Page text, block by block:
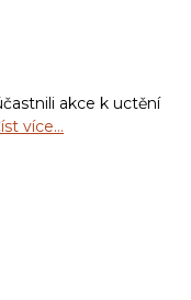
akce k uctění
více…